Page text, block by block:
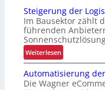
L
o
g
s
t
i
t
i
m
i
e
Steigerung der
Im Bausektor zählt
führenden
Weiterlesen:
S
t
e
Automatisierung
Die Wagner